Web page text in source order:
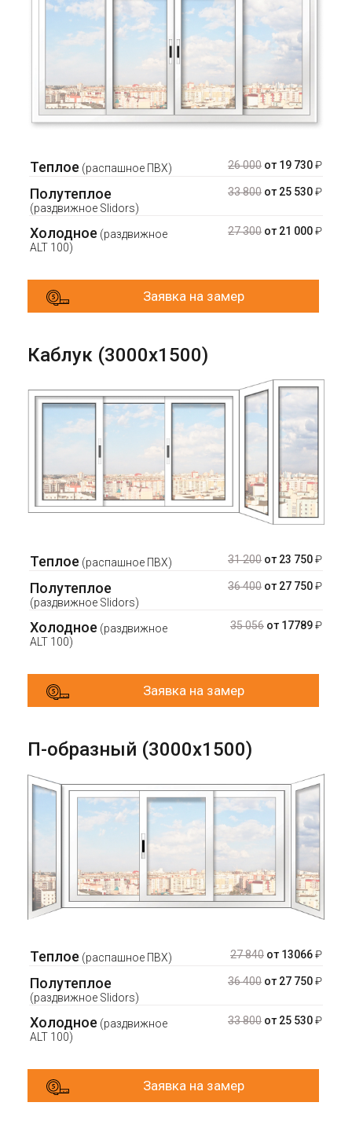
Теплое (распашное ПВХ) 26 000 от 19 730₽
Полутеплое
(раздвижное Slidors)
33 800 от 25 530₽
Холодное (раздвижное
ALT 100)
27 300 от 21 000₽
Заявка на замер
Каблук (3000х1500)
Теплое (распашное ПВХ) 31 200 от 23 750₽
Полутеплое
(раздвижное Slidors)
36 400 от 27 750₽
Холодное (раздвижное
ALT 100)
35 056 от 17789₽
Заявка на замер
П-образный (3000х1500)
Теплое (распашное ПВХ) 27 840 от 13066₽
Полутеплое
(раздвижное Slidors)
36 400 от 27 750₽
Холодное (раздвижное
ALT 100)
33 800 от 25 530₽
Заявка на замер